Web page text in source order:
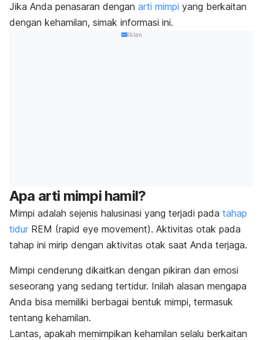
Jika Anda penasaran dengan arti mimpi yang berkaitan
dengan kehamilan, simak informasi ini.
Iklan
Apa arti mimpi hamil?
Mimpi adalah sejenis halusinasi yang terjadi pada tahap
tidur REM (rapid eye movement). Aktivitas otak pada
tahap ini mirip dengan aktivitas otak saat Anda terjaga.
Mimpi cenderung dikaitkan dengan pikiran dan emosi
seseorang yang sedang tertidur. Inilah alasan mengapa
Anda bisa memiliki berbagai bentuk mimpi, termasuk
tentang kehamilan.
Lantas, apakah memimpikan kehamilan selalu berkaitan